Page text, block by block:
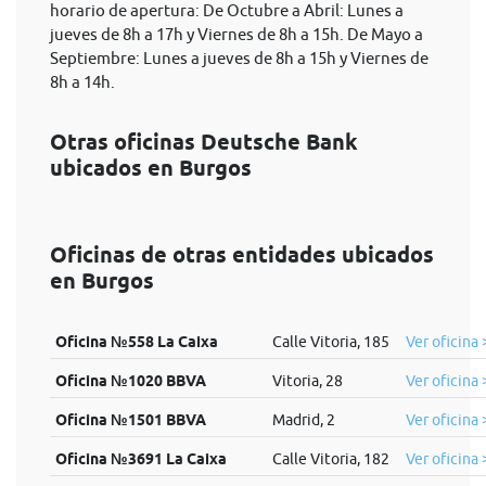
horario de apertura: De Octubre a Abril: Lunes a
jueves de 8h a 17h y Viernes de 8h a 15h. De Mayo a
Septiembre: Lunes a jueves de 8h a 15h y Viernes de
8h a 14h.
Otras oficinas Deutsche Bank
ubicados en Burgos
Oficinas de otras entidades ubicados
en Burgos
Oficina №558 La Caixa Calle Vitoria, 185 Ver oficina
Oficina №1020 BBVA Vitoria, 28 Ver oficina
Oficina №1501 BBVA Madrid, 2 Ver oficina
Oficina №3691 La Caixa Calle Vitoria, 182 Ver oficina